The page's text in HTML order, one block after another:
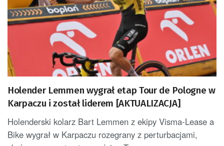
Holender Lemmen wygrał etap Tour de Pologne w
Karpaczu i został liderem [AKTUALIZACJA]
Holenderski kolarz Bart Lemmen z ekipy Visma-Lease a
Bike wygrał w Karpaczu rozegrany z perturbacjami,